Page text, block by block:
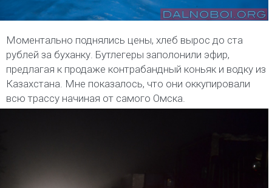
Моментально поднялись цены, хлеб вырос до ста
рублей за буханку. Бутлегеры заполонили эфир,
предлагая к продаже контрабандный коньяк и водку из
Казахстана. Мне показалось, что они оккупировали
всю трассу начиная от самого Омска.